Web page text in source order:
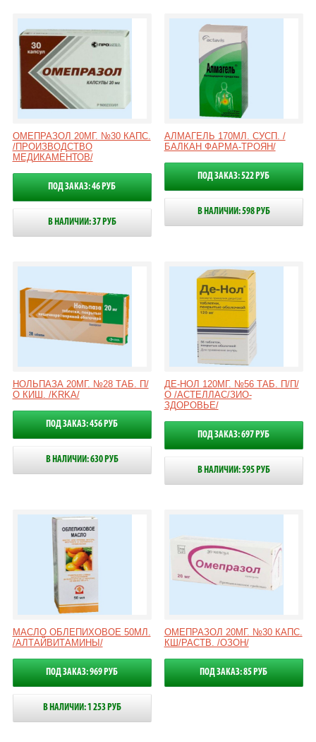
ОМЕПРАЗОЛ 20МГ. №30 КАПС.
/ПРОИЗВОДСТВО
МЕДИКАМЕНТОВ/
ПОД ЗАКАЗ: 46 РУБ
В НАЛИЧИИ: 37 РУБ
АЛМАГЕЛЬ 170МЛ. СУСП. /
БАЛКАН ФАРМА-ТРОЯН/
ПОД ЗАКАЗ: 522 РУБ
В НАЛИЧИИ: 598 РУБ
НОЛЬПАЗА 20МГ. №28 ТАБ. П/
О КИШ. /KRKA/
ПОД ЗАКАЗ: 456 РУБ
В НАЛИЧИИ: 630 РУБ
ДЕ-НОЛ 120МГ. №56 ТАБ. П/П/
О /АСТЕЛЛАС/ЗИО-
ЗДОРОВЬЕ/
ПОД ЗАКАЗ: 697 РУБ
В НАЛИЧИИ: 595 РУБ
МАСЛО ОБЛЕПИХОВОЕ 50МЛ.
/АЛТАЙВИТАМИНЫ/
ПОД ЗАКАЗ: 969 РУБ
В НАЛИЧИИ: 1 253 РУБ
ОМЕПРАЗОЛ 20МГ. №30 КАПС.
КШ/РАСТВ. /ОЗОН/
ПОД ЗАКАЗ: 85 РУБ